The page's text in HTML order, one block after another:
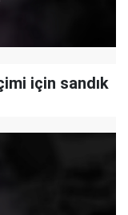
için sandık